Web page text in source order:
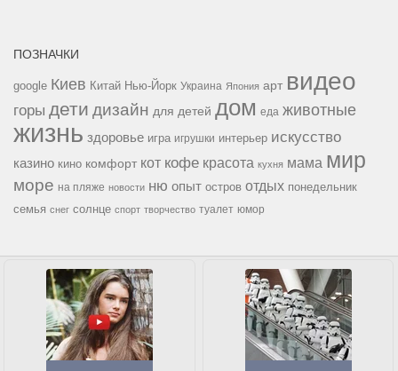
ПОЗНАЧКИ
google Киев Китай Нью-Йорк Украина Япония арт видео
горы дети дизайн для детей дом еда животные
жизнь здоровье игра игрушки интерьер искусство
казино кино комфорт кот кофе красота кухня мама мир
море на пляже новости ню опыт остров отдых понедельник
семья снег солнце спорт творчество туалет юмор